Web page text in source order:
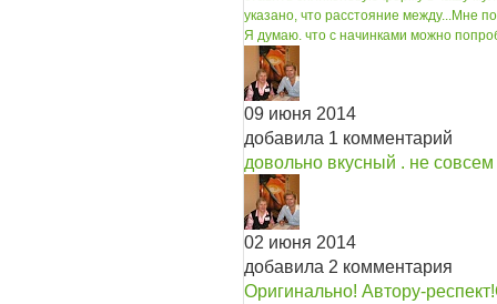
указано, что расстояние между...Мне
Я думаю. что с начинками можно
09 июня 2014
добавила 1 комментарий
довольно вкусный . не
02 июня 2014
добавила 2 комментария
Оригинально! Автору-респект!